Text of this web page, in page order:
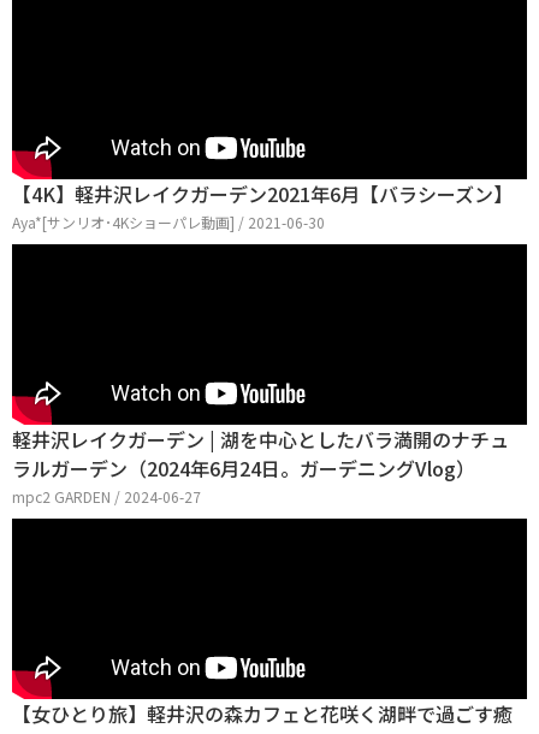
【4K】軽井沢レイクガーデン2021年6月【バラシーズン】
Aya*[サンリオ･4Kショーパレ動画] / 2021-06-30
軽井沢レイクガーデン | 湖を中心としたバラ満開のナチュ
ラルガーデン（2024年6月24日。ガーデニングVlog）
mpc2 GARDEN / 2024-06-27
【女ひとり旅】軽井沢の森カフェと花咲く湖畔で過ごす癒